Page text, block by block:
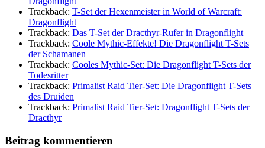
Trackback: T-Set der Hexenmeister in World of Warcraft:
Dragonflight
Trackback: Das T-Set der Dracthyr-Rufer in Dragonflight
Trackback: Coole Mythic-Effekte! Die Dragonflight T-Sets
der Schamanen
Trackback: Cooles Mythic-Set: Die Dragonflight T-Sets der
Todesritter
Trackback: Primalist Raid Tier-Set: Die Dragonflight T-Sets
des Druiden
Trackback: Primalist Raid Tier-Set: Dragonflight T-Sets der
Dracthyr
Beitrag kommentieren